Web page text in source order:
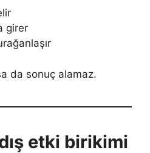
girer
da sonuç alamaz.
etki birikimi